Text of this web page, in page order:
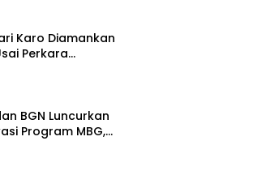
Karo Diamankan
Perkara
Bebas
BGN Luncurkan
Program MBG,